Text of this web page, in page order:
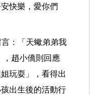
快樂，愛你們
：「天蠍弟弟我
，趙小僑則回應
玩耍」，看得出
出生後的活動行